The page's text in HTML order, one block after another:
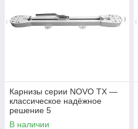
Карнизы серии NOVO TX —
классическое надёжное
решение 5
В наличии